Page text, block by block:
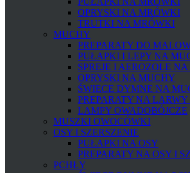
OPRYSKI NA MRÓWKI
TRUTKI NA MRÓWKI
MUCHY
PREPARATY DO
PUŁAPKI I LEPY NA
SPREJE I AEROZOLE
OPRYSKI NA MUCHY
ŚWIECE DYMNE NA
PREPARATY NA
LAMPY OWADOBÓJCZE
MUSZKI OWOCÓWKI
OSY I SZERSZENIE
PUŁAPKI NA OSY
PREPARATY NA OSY I
PCHŁY